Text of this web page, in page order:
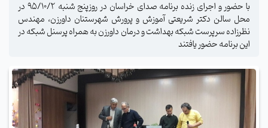
با حضور و اجرای زنده برنامه صدای خراسان در روزپنج شنبه ۹۵/۱۰/۲ در
محل سالن دکتر شریعتی آموزش و پرورش شهرستنان داورزن، مهندس
نظرزاده سرپرست شبکه بهداشت و درمان داورزن به همراه پرسنل شبکه در
این برنامه حضور یافتند